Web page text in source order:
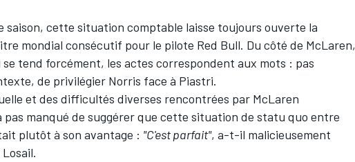
saison, cette situation comptable laisse toujours ouverte la
mondial consécutif pour le pilote Red Bull. Du côté de McLaren,
tend forcément, les actes correspondent aux mots : pas
de privilégier Norris face à Piastri.
et des difficultés diverses rencontrées par McLaren
pas manqué de suggérer que cette situation de statu quo entre
plutôt à son avantage : "C'est parfait", a-t-il malicieusement